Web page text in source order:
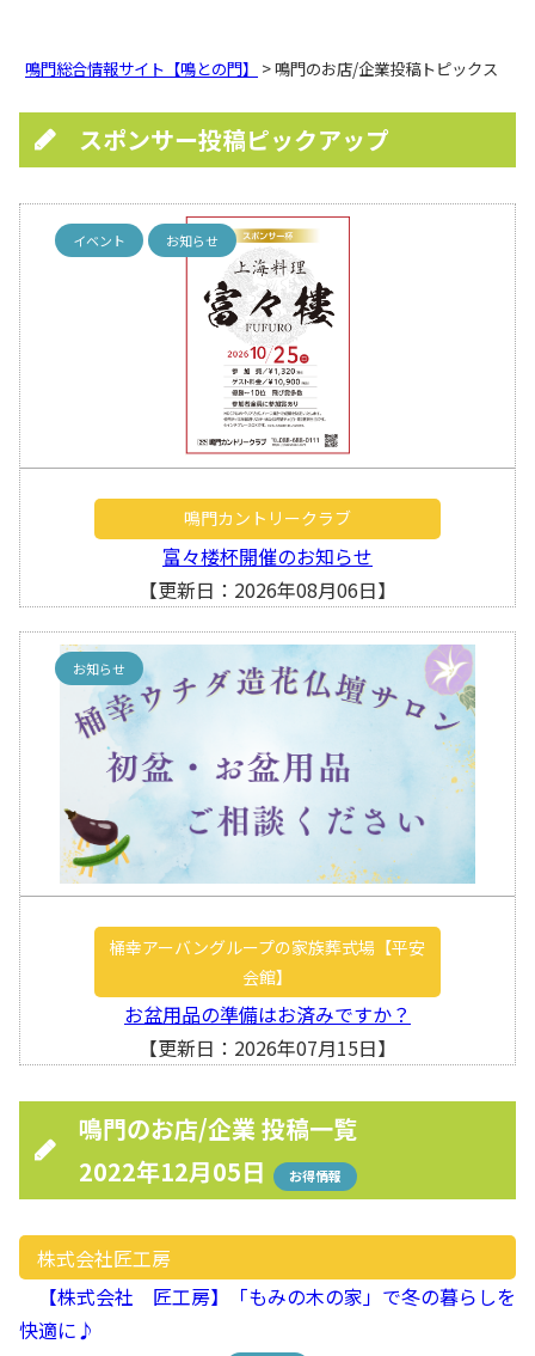
鳴門総合情報サイト【鳴との門】 > 鳴門のお店/企業投稿トピックス
スポンサー投稿ピックアップ
イベント お知らせ
鳴門カントリークラブ
富々楼杯開催のお知らせ
【更新日：2026年08月06日】
お知らせ
桶幸アーバングループの家族葬式場【平安
会館】
お盆用品の準備はお済みですか？
【更新日：2026年07月15日】
鳴門のお店/企業 投稿一覧
2022年12月05日
お得情報
株式会社匠工房
【株式会社 匠工房】「もみの木の家」で冬の暮らしを
快適に♪